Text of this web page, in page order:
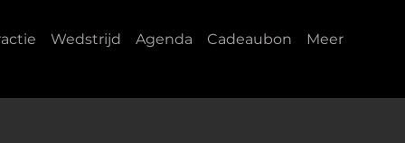
Wedstrijd Agenda Cadeaubon Meer